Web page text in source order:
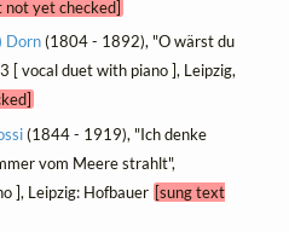
not yet checked]
Dorn(1804 - 1892), "O wärst du
[ vocal duet with piano ], Leipzig,
(1844 - 1919), "Ich denke
vom Meere strahlt",
], Leipzig: Hofbauer [sung text